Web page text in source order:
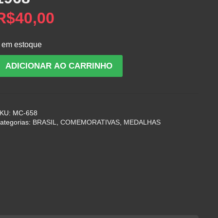
40,00
em estoque
ADICIONAR AO CARRINHO
MC-658
BRASIL,COMEMORATIVAS, MEDALHAS